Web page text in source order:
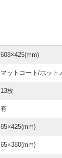
608×425(mm)
マットコート/ホット
13枚
有
85×425(mm)
65×380(mm)